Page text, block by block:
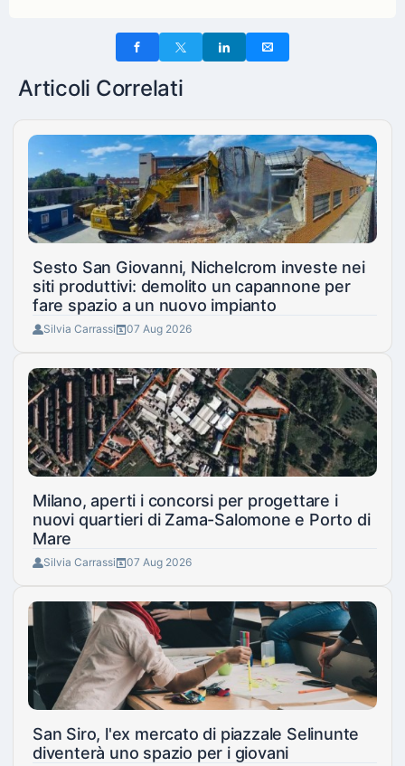
Articoli Correlati
Sesto San Giovanni, Nichelcrom investe nei
siti produttivi: demolito un capannone per
fare spazio a un nuovo impianto
Silvia Carrassi 07 Aug 2026
Milano, aperti i concorsi per progettare i
nuovi quartieri di Zama-Salomone e Porto di
Mare
Silvia Carrassi 07 Aug 2026
San Siro, l'ex mercato di piazzale Selinunte
diventerà uno spazio per i giovani